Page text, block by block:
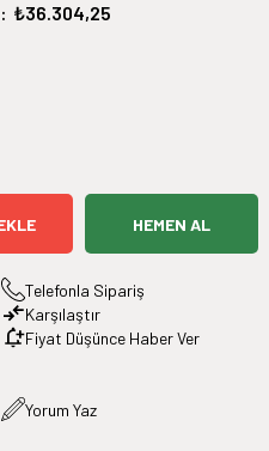
: ₺36.304,25
Telefonla Sipariş
Karşılaştır
Fiyat Düşünce Haber Ver
Yorum Yaz